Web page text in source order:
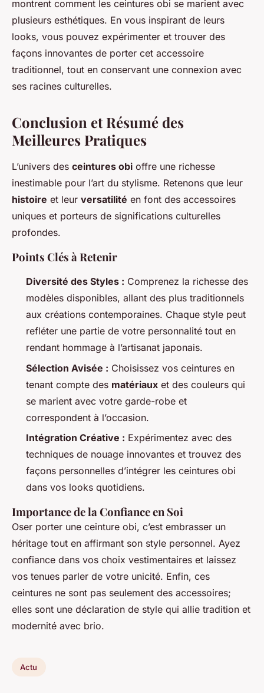
montrent comment les ceintures obi se marient avec
plusieurs esthétiques. En vous inspirant de leurs
looks, vous pouvez expérimenter et trouver des
façons innovantes de porter cet accessoire
traditionnel, tout en conservant une connexion avec
ses racines culturelles.
Conclusion et Résumé des
Meilleures Pratiques
L’univers des ceintures obi offre une richesse
inestimable pour l’art du stylisme. Retenons que leur
histoire et leur versatilité en font des accessoires
uniques et porteurs de significations culturelles
profondes.
Points Clés à Retenir
Diversité des Styles : Comprenez la richesse des
modèles disponibles, allant des plus traditionnels
aux créations contemporaines. Chaque style peut
refléter une partie de votre personnalité tout en
rendant hommage à l’artisanat japonais.
Sélection Avisée : Choisissez vos ceintures en
tenant compte des matériaux et des couleurs qui
se marient avec votre garde-robe et
correspondent à l’occasion.
Intégration Créative : Expérimentez avec des
techniques de nouage innovantes et trouvez des
façons personnelles d’intégrer les ceintures obi
dans vos looks quotidiens.
Importance de la Confiance en Soi
Oser porter une ceinture obi, c’est embrasser un
héritage tout en affirmant son style personnel. Ayez
confiance dans vos choix vestimentaires et laissez
vos tenues parler de votre unicité. Enfin, ces
ceintures ne sont pas seulement des accessoires;
elles sont une déclaration de style qui allie tradition et
modernité avec brio.
Actu